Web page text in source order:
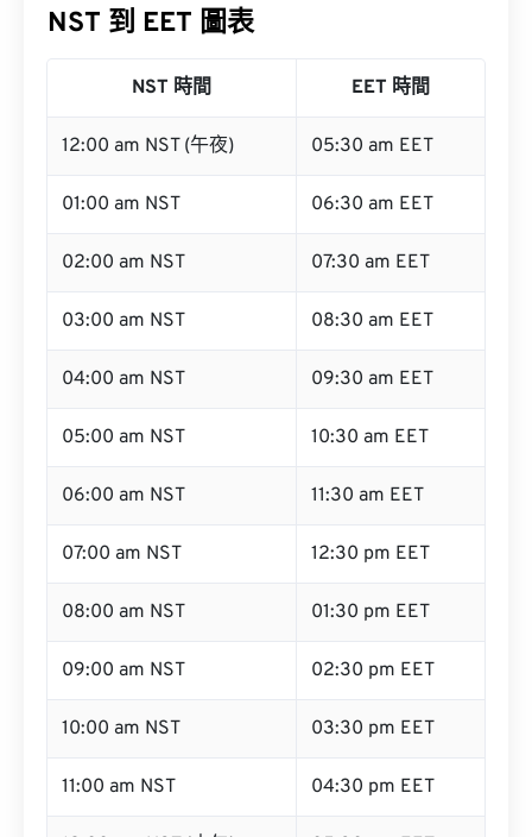
NST 到 EET 圖表
NST 時間 EET 時間
12:00 am NST (午夜) 05:30 am EET
01:00 am NST 06:30 am EET
02:00 am NST 07:30 am EET
03:00 am NST 08:30 am EET
04:00 am NST 09:30 am EET
05:00 am NST 10:30 am EET
06:00 am NST 11:30 am EET
07:00 am NST 12:30 pm EET
08:00 am NST 01:30 pm EET
09:00 am NST 02:30 pm EET
10:00 am NST 03:30 pm EET
11:00 am NST 04:30 pm EET